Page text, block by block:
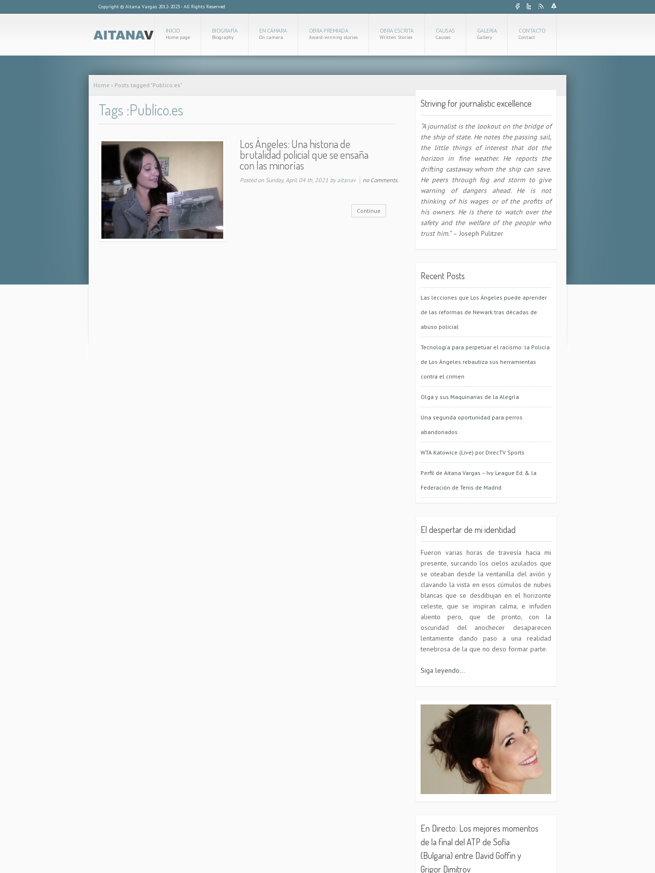
Copyright © Aitana Vargas 2012-2023 - All Rights Reserved
INICIO
Home page
BIOGRAFÍA
Biography
EN CÁMARA
On camera
OBRA PREMIADA
Award-winning stories
OBRA ESCRITA
Written Stories
CAUSAS
Causes
GALERÍA
Gallery
CONTACTO
Contact
Home › Posts tagged "Publico.es"
Tags :Publico.es
Los Ángeles: Una historia de
brutalidad policial que se ensaña
con las minorías
Posted on Sunday, April 04 th, 2021 by aitanav no Comments.
Continue
Striving for journalistic excellence
“A journalist is the lookout on the bridge of
the ship of state. He notes the passing sail,
the little things of interest that dot the
horizon in fine weather. He reports the
drifting castaway whom the ship can save.
He peers through fog and storm to give
warning of dangers ahead. He is not
thinking of his wages or of the profits of
his owners. He is there to watch over the
safety and the welfare of the people who
trust him.”– Joseph Pulitzer
Recent Posts
Las lecciones que Los Ángeles puede aprender
de las reformas de Newark tras décadas de
abuso policial
Tecnología para perpetuar el racismo: la Policía
de Los Ángeles rebautiza sus herramientas
contra el crimen
Olga y sus Maquinarias de la Alegría
Una segunda oportunidad para perros
abandonados
WTA Katowice (Live) por DirecTV Sports
Perfil de Aitana Vargas – Ivy League Ed. & la
Federación de Tenis de Madrid
El despertar de mi identidad
Fueron varias horas de travesía hacia mi
presente, surcando los cielos azulados que
se oteaban desde la ventanilla del avión y
clavando la vista en esos cúmulos de nubes
blancas que se desdibujan en el horizonte
celeste, que se inspiran calma, e infuden
aliento pero, que de pronto, con la
oscuridad del anochecer desaparecen
lentamente dando paso a una realidad
tenebrosa de la que no deso formar parte.
Siga leyendo…
En Directo: Los mejores momentos
de la final del ATP de Sofía
(Bulgaria) entre David Goffin y
Grigor Dimitrov